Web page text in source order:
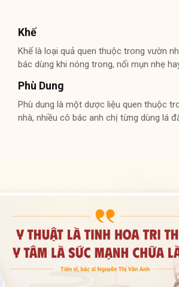
Khế
Khế là loại quả quen thuộc trong vườn
bác dùng khi nóng trong, nổi mụn nhẹ
Phù Dung
Phù dung là một dược liệu quen thuộc
nhà, nhiều cô bác anh chị từng dùng lá